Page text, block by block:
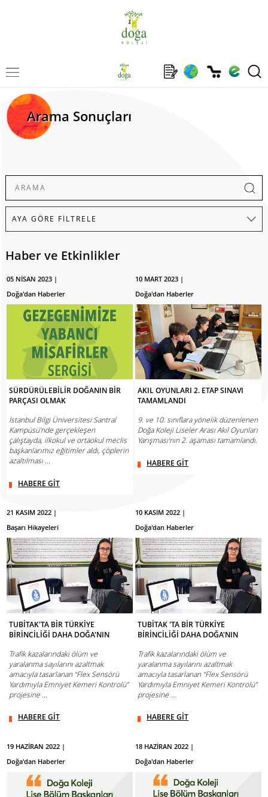
Arama Sonuçları
Haber ve Etkinlikler
05 NİSAN 2023 |
Doğa'dan Haberler
SÜRDÜRÜLEBİLİR DOĞANIN BİR
PARÇASI OLMAK
İstanbul Bilgi Üniversitesi Santral
Kampüsü’nde gerçekleşen
çalıştayda, ilkokul ve ortaokul meclis
başkanlarımız eğitimler aldı, çöplerin
azaltılması ...
HABERE GİT
10 MART 2023 |
Doğa'dan Haberler
AKIL OYUNLARI 2. ETAP SINAVI
TAMAMLANDI
9. ve 10. sınıflara yönelik düzenlenen
Doğa Koleji Liseler Arası Akıl Oyunları
Yarışması‘nın 2. aşaması tamamlandı.
HABERE GİT
21 KASIM 2022 |
Başarı Hikayeleri
TUBİTAK'TA BİR TÜRKİYE
BİRİNCİLİĞİ DAHA DOĞA'NIN
Trafik kazalarındaki ölüm ve
yaralanma sayılarını azaltmak
amacıyla tasarlanan “Flex Sensörü
Yardımıyla Emniyet Kemeri Kontrolü”
projesine ...
HABERE GİT
10 KASIM 2022 |
Doğa'dan Haberler
TUBİTAK 'TA BİR TÜRKİYE
BİRİNCİLİĞİ DAHA DOĞA'NIN
Trafik kazalarındaki ölüm ve
yaralanma sayılarını azaltmak
amacıyla tasarlanan “Flex Sensörü
Yardımıyla Emniyet Kemeri Kontrolü”
projesine ...
HABERE GİT
19 HAZİRAN 2022 |
Doğa'dan Haberler
18 HAZİRAN 2022 |
Doğa'dan Haberler